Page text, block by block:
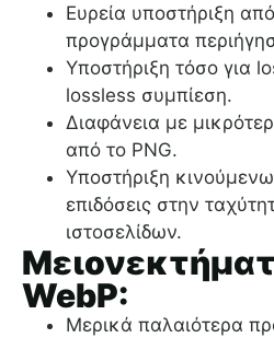
Ευρεία υποστήριξη
προγράμματα
Υποστήριξη τόσο για
lossless συμπίεση.
Διαφάνεια με
από το PNG.
Υποστήριξη
επιδόσεις στην
ιστοσελίδων.
WebP:
Μερικά παλαιότερα